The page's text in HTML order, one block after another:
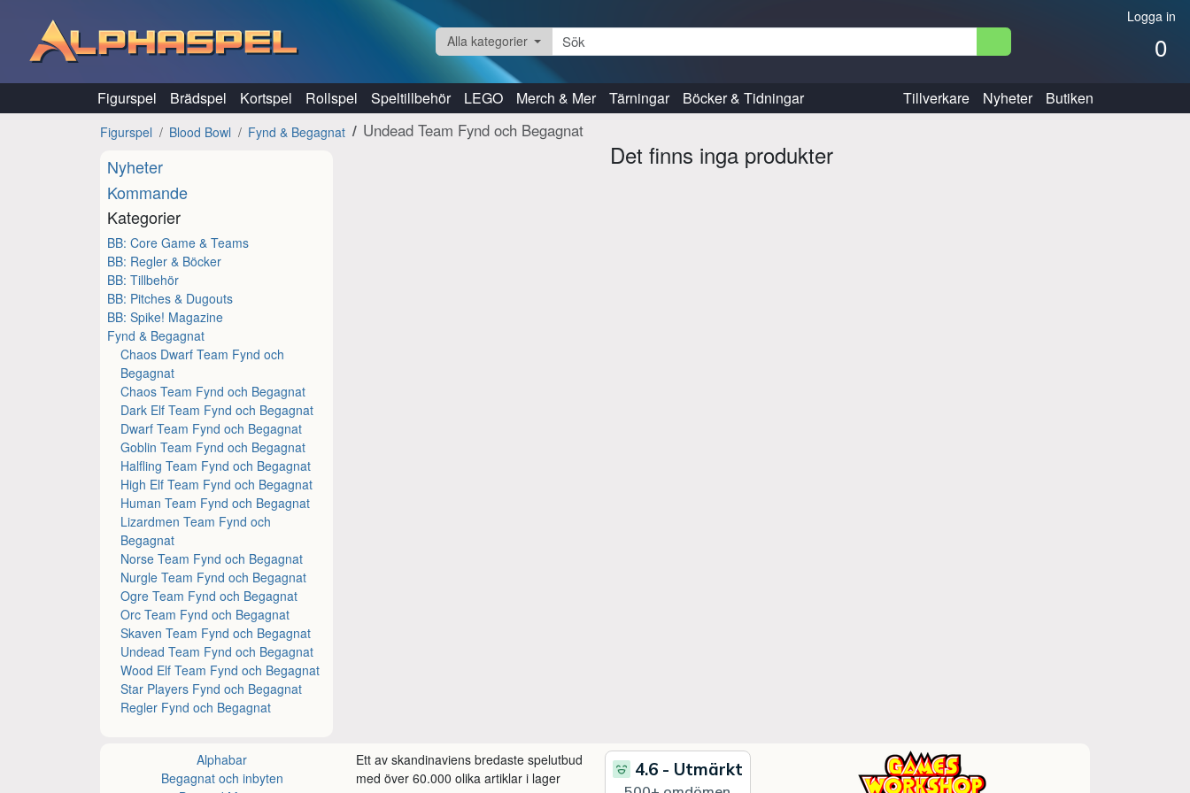
Logga in
0
Alla kategorier
Figurspel Brädspel Kortspel Rollspel Speltillbehör LEGO Merch & Mer Tärningar Böcker & Tidningar Tillverkare Nyheter Butiken
Figurspel Blood Bowl Fynd & Begagnat Undead Team Fynd och Begagnat
Nyheter
Kommande
Kategorier
BB: Core Game & Teams
BB: Regler & Böcker
BB: Tillbehör
BB: Pitches & Dugouts
BB: Spike! Magazine
Fynd & Begagnat
Chaos Dwarf Team Fynd och
Begagnat
Chaos Team Fynd och Begagnat
Dark Elf Team Fynd och Begagnat
Dwarf Team Fynd och Begagnat
Goblin Team Fynd och Begagnat
Halfling Team Fynd och Begagnat
High Elf Team Fynd och Begagnat
Human Team Fynd och Begagnat
Lizardmen Team Fynd och
Begagnat
Norse Team Fynd och Begagnat
Nurgle Team Fynd och Begagnat
Ogre Team Fynd och Begagnat
Orc Team Fynd och Begagnat
Skaven Team Fynd och Begagnat
Undead Team Fynd och Begagnat
Wood Elf Team Fynd och Begagnat
Star Players Fynd och Begagnat
Regler Fynd och Begagnat
Det finns inga produkter
Alphabar
Begagnat och inbyten
Ett av skandinaviens bredaste spelutbud
med över 60.000 olika artiklar i lager